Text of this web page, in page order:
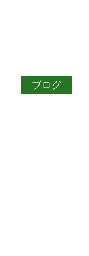
ブログ